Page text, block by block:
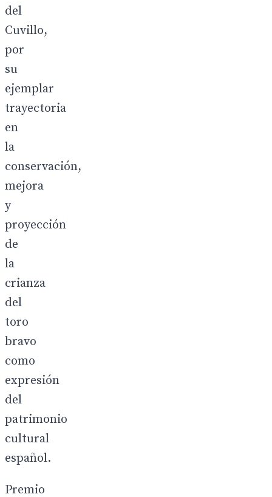
del
Cuvillo,
por
su
ejemplar
trayectoria
en
la
conservación,
mejora
y
proyección
de
la
crianza
del
toro
bravo
como
expresión
del
patrimonio
cultural
español.
Premio